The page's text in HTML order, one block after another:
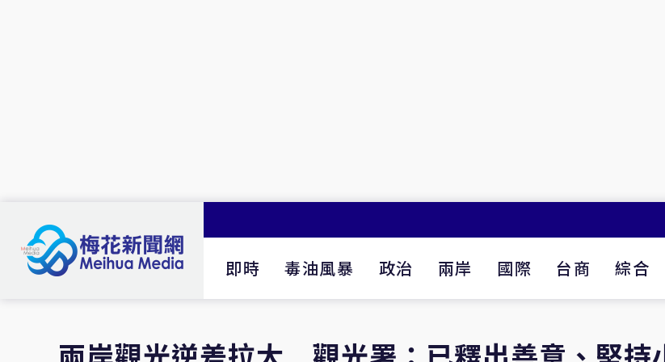
即時 毒油風暴 政治 兩岸 國際 台商 綜合